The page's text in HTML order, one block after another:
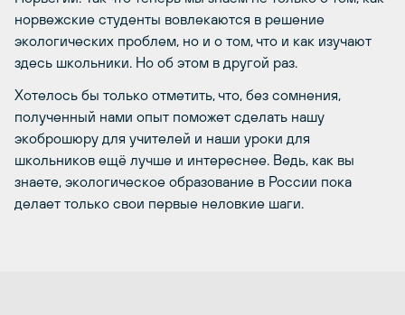
норвежские студенты вовлекаются в решение
экологических проблем, но и о том, что и как изучают
здесь школьники. Но об этом в другой раз.
Хотелось бы только отметить, что, без сомнения,
полученный нами опыт поможет сделать нашу
экоброшюру для учителей и наши уроки для
школьников ещё лучше и интереснее. Ведь, как вы
знаете, экологическое образование в России пока
делает только свои первые неловкие шаги.